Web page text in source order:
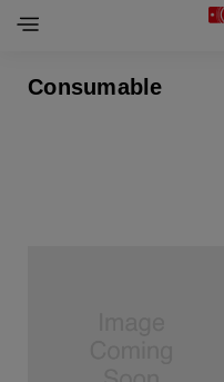
Consumable